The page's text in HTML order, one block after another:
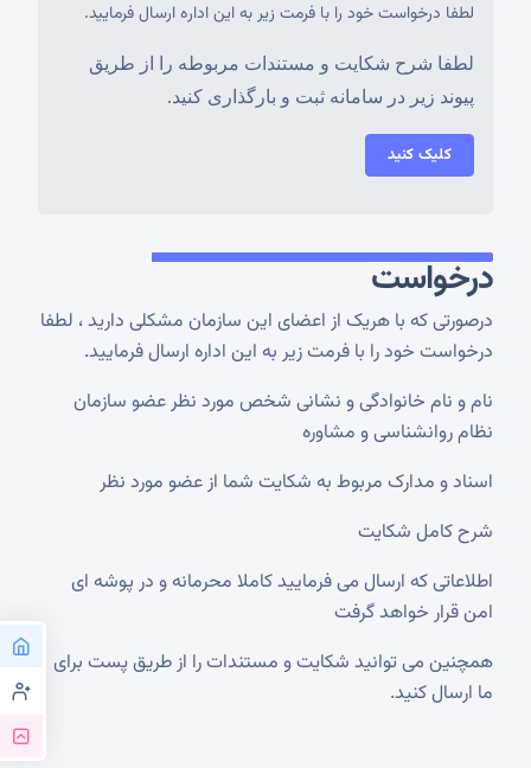
لطفا درخواست خود را با فرمت زیر به این اداره ارسال فرمایید.
لطفا شرح شکایت و مستندات مربوطه را از طریق
پیوند زیر در سامانه ثبت و بارگذاری کنید.
کلیک کنید
درخواست
درصورتی که با هریک از اعضای این سازمان مشکلی دارید ، لطفا
درخواست خود را با فرمت زیر به این اداره ارسال فرمایید.
نام و نام خانوادگی و نشانی شخص مورد نظر عضو سازمان
نظام روانشناسی و مشاوره
اسناد و مدارک مربوط به شکایت شما از عضو مورد نظر
شرح کامل شکایت
اطلاعاتی که ارسال می فرمایید کاملا محرمانه و در پوشه ای
امن قرار خواهد گرفت
همچنین می توانید شکایت و مستندات را از طریق پست برای
ما ارسال کنید.